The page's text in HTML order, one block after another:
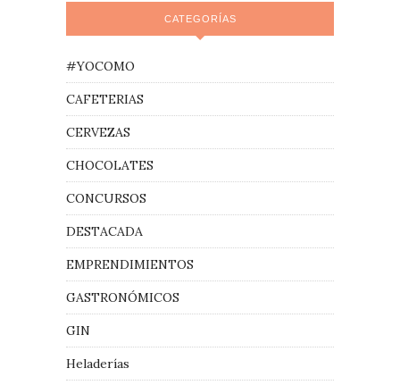
CATEGORÍAS
#YOCOMO
CAFETERIAS
CERVEZAS
CHOCOLATES
CONCURSOS
DESTACADA
EMPRENDIMIENTOS
GASTRONÓMICOS
GIN
Heladerías